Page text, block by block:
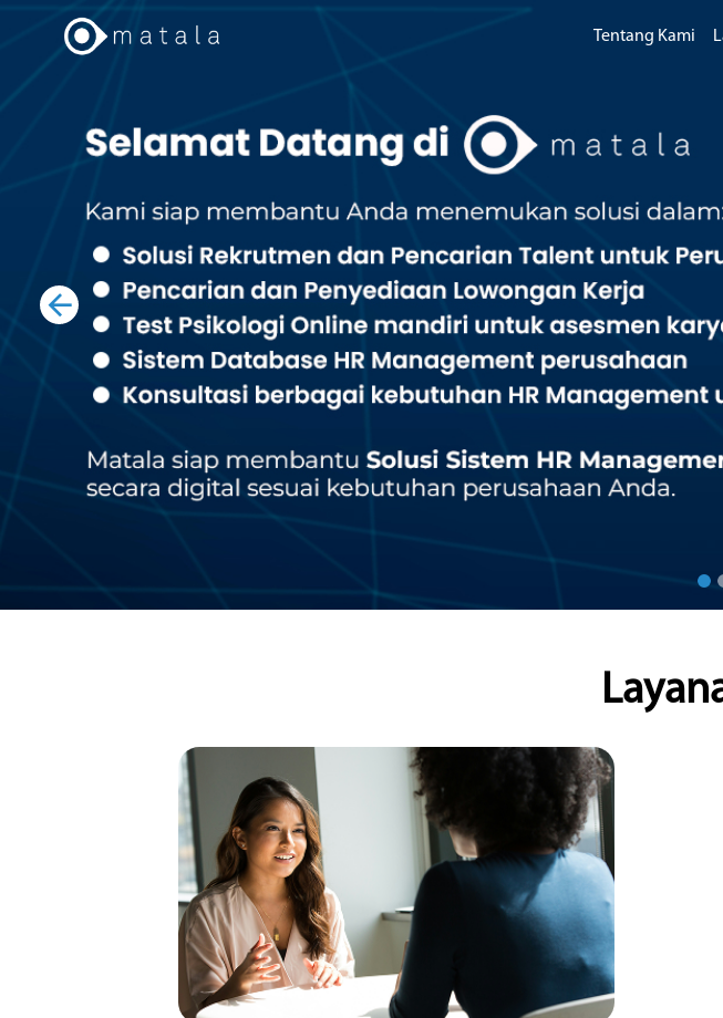
Tentang Kami
Previous
Pencarian Kerja
Matala menyediakan layanan Pencarian Kerja yang dapat
digunakan baik oleh Pencari Kerja maupun Penyedia
Lowongan Kerja dengan sistem rekrutmen yang
komprehensif.